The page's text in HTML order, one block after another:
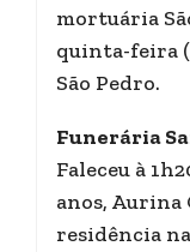
mortuária
quinta-feira
São Pedro.
Funerária
Faleceu à
anos, Aurina
residência